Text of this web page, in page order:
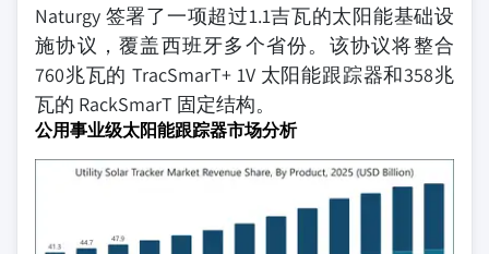
Naturgy 签署了一项超过1.1吉瓦的太阳能基础设
施协议，覆盖西班牙多个省份。该协议将整合
760兆瓦的 TracSmarT+ 1V 太阳能跟踪器和358兆
瓦的 RackSmarT 固定结构。
公用事业级太阳能跟踪器市场分析